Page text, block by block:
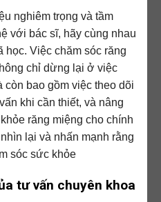
nghiêm trọng và tầm
với bác sĩ, hãy cùng nhau
học. Việc chăm sóc răng
chỉ dừng lại ở việc
còn bao gồm việc theo dõi
khi cần thiết, và nâng
răng miệng cho chính
lại và nhấn mạnh rằng
sóc sức khỏe
tư vấn chuyên khoa